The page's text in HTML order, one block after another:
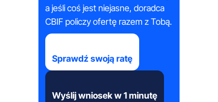
a jeśli coś jest niejasne, doradca
CBIF policzy ofertę razem z Tobą.
Sprawdź swoją ratę
Wyślij wniosek w 1 minutę